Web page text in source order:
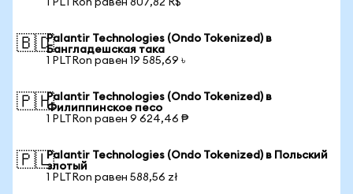
1 PLTRon равен 807,82 R$
🇧🇩Palantir Technologies (Ondo Tokenized) в
Бангладешская така
1 PLTRon равен 19 585,69 ৳
🇵🇭Palantir Technologies (Ondo Tokenized) в
Филиппинское песо
1 PLTRon равен 9 624,46 ₱
🇵🇱Palantir Technologies (Ondo Tokenized) в Польский
злотый
1 PLTRon равен 588,56 zł